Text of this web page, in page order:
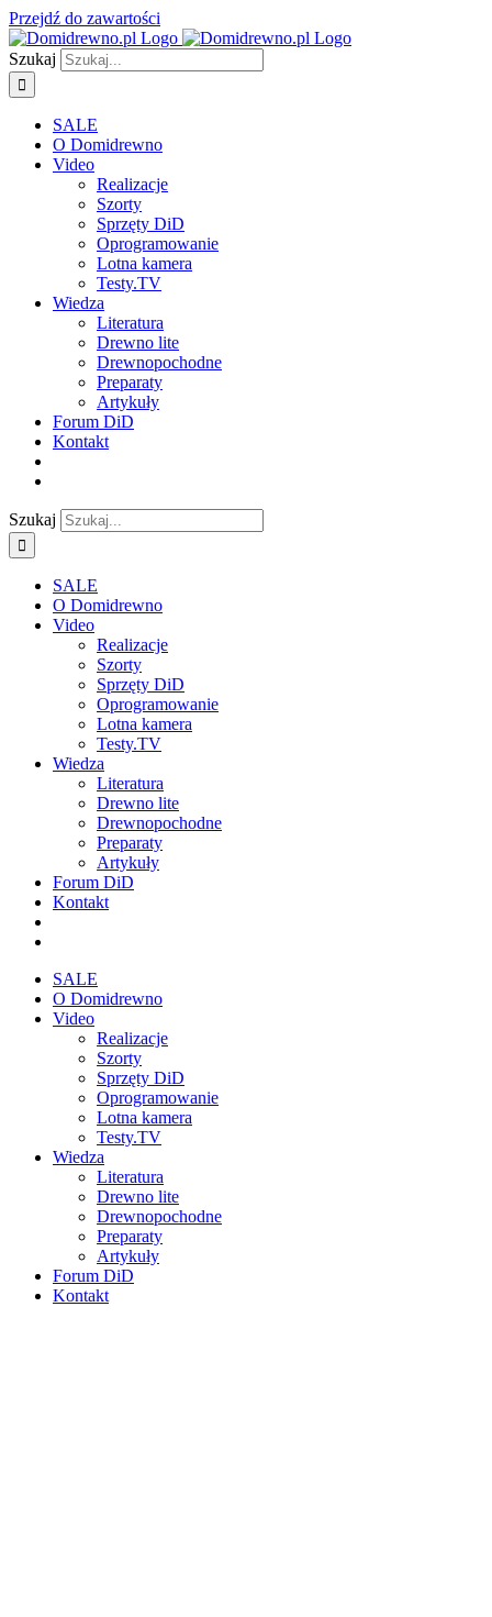
Przejdź do zawartości
Szukaj
SALE
O Domidrewno
Video
Realizacje
Szorty
Sprzęty DiD
Oprogramowanie
Lotna kamera
Testy.TV
Wiedza
Literatura
Drewno lite
Drewnopochodne
Preparaty
Artykuły
Forum DiD
Kontakt
Szukaj
SALE
O Domidrewno
Video
Realizacje
Szorty
Sprzęty DiD
Oprogramowanie
Lotna kamera
Testy.TV
Wiedza
Literatura
Drewno lite
Drewnopochodne
Preparaty
Artykuły
Forum DiD
Kontakt
SALE
O Domidrewno
Video
Realizacje
Szorty
Sprzęty DiD
Oprogramowanie
Lotna kamera
Testy.TV
Wiedza
Literatura
Drewno lite
Drewnopochodne
Preparaty
Artykuły
Forum DiD
Kontakt